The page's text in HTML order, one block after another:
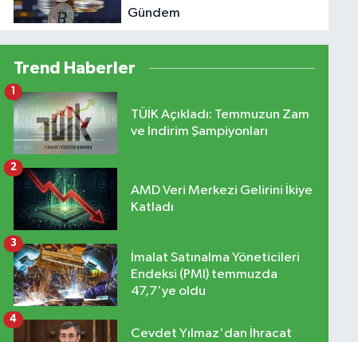
Gündem
Trend Haberler
TÜİK Açıkladı: Temmuzun Zam
ve İndirim Şampiyonları
1
AMD Veri Merkezi Gelirini İkiye
Katladı
2
İmalat Satınalma Yöneticileri
Endeksi (PMI) temmuzda
47,7'ye oldu
3
Cevdet Yılmaz'dan İhracat
4